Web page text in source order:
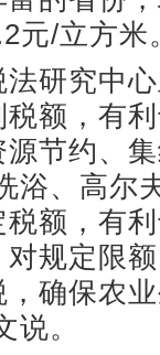
元/立方米
研究中心
额，有
节约、
浴、高尔
额，有
规定限
确保农
说。